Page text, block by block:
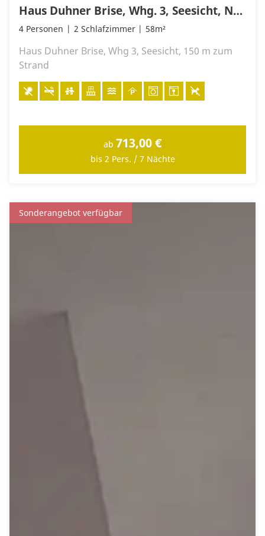
Haus Duhner Brise, Whg. 3, Seesicht, Nordstr. 3 - 7, 27476 Cuxhaven- Duhnen
4 Personen 2 Schlafzimmer 58m²
Haus Duhner Brise, Whg 3, Seesicht, 150 m zum
Strand
ab 713,00 €
bis 2 Pers. / 7 Nächte
Sonderangebot verfügbar